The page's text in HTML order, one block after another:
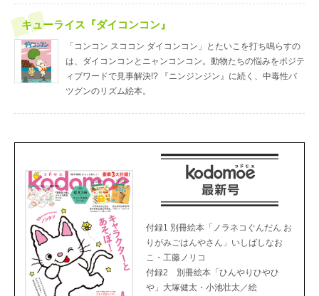
キューライス『ダイコンコン』
「コンコン スココン ダイコンコン」とたいこを打ち鳴らすの
は、ダイコンコンとニャンコンコン。動物たちの悩みをポジテ
ィブワードで見事解決!? 『ニンジンジン』に続く、中毒性バ
ツグンのリズム絵本。
付録1 別冊絵本「ノラネコぐんだん お
りがみごはんやさん」いしばしなお
こ・工藤ノリコ
付録2 別冊絵本「ひんやりひやひ
や」大塚健太・小池壮太／絵